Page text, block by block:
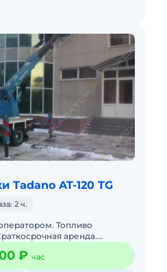
AT-120 TG
2 ч.
Топливо
аренда.
доставка на место.
₽ час